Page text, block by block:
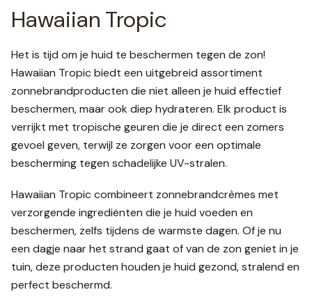
Hawaiian Tropic
Het is tijd om je huid te beschermen tegen de zon!
Hawaiian Tropic biedt een uitgebreid assortiment
zonnebrandproducten die niet alleen je huid effectief
beschermen, maar ook diep hydrateren. Elk product is
verrijkt met tropische geuren die je direct een zomers
gevoel geven, terwijl ze zorgen voor een optimale
bescherming tegen schadelijke UV-stralen.
Hawaiian Tropic combineert zonnebrandcrèmes met
verzorgende ingrediënten die je huid voeden en
beschermen, zelfs tijdens de warmste dagen. Of je nu
een dagje naar het strand gaat of van de zon geniet in je
tuin, deze producten houden je huid gezond, stralend en
perfect beschermd.